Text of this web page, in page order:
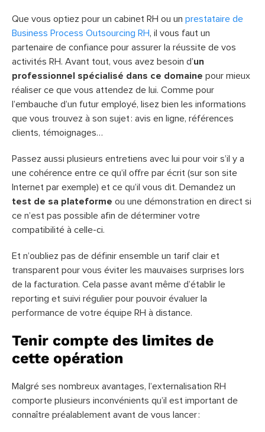
Que vous optiez pour un cabinet RH ou un prestataire de
Business Process Outsourcing RH, il vous faut un
partenaire de confiance pour assurer la réussite de vos
activités RH. Avant tout, vous avez besoin d’un
professionnel spécialisé dans ce domaine pour mieux
réaliser ce que vous attendez de lui. Comme pour
l’embauche d’un futur employé, lisez bien les informations
que vous trouvez à son sujet : avis en ligne, références
clients, témoignages…
Passez aussi plusieurs entretiens avec lui pour voir s’il y a
une cohérence entre ce qu’il offre par écrit (sur son site
Internet par exemple) et ce qu’il vous dit. Demandez un
test de sa plateforme ou une démonstration en direct si
ce n’est pas possible afin de déterminer votre
compatibilité à celle-ci.
Et n’oubliez pas de définir ensemble un tarif clair et
transparent pour vous éviter les mauvaises surprises lors
de la facturation. Cela passe avant même d’établir le
reporting et suivi régulier pour pouvoir évaluer la
performance de votre équipe RH à distance.
Tenir compte des limites de
cette opération
Malgré ses nombreux avantages, l’externalisation RH
comporte plusieurs inconvénients qu’il est important de
connaître préalablement avant de vous lancer :